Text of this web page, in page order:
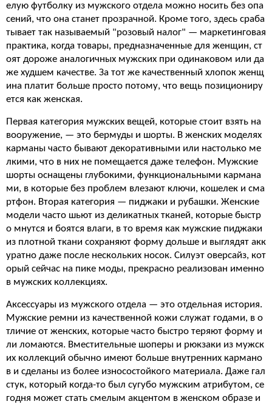
елую футболку из мужского отдела можно носить без опа
сений, что она станет прозрачной. Кроме того, здесь сраба
тывает так называемый "розовый налог" — маркетинговая
практика, когда товары, предназначенные для женщин, ст
оят дороже аналогичных мужских при одинаковом или да
же худшем качестве. За тот же качественный хлопок женщ
ина платит больше просто потому, что вещь позициониру
ется как женская.
Первая категория мужских вещей, которые стоит взять на
вооружение, — это бермуды и шорты. В женских моделях
карманы часто бывают декоративными или настолько ме
лкими, что в них не помещается даже телефон. Мужские
шорты оснащены глубокими, функциональными кармана
ми, в которые без проблем влезают ключи, кошелек и сма
ртфон. Вторая категория — пиджаки и рубашки. Женские
модели часто шьют из деликатных тканей, которые быстр
о мнутся и боятся влаги, в то время как мужские пиджаки
из плотной ткани сохраняют форму дольше и выглядят акк
уратно даже после нескольких носок. Силуэт оверсайз, кот
орый сейчас на пике моды, прекрасно реализован именно
в мужских коллекциях.
Аксессуары из мужского отдела — это отдельная история.
Мужские ремни из качественной кожи служат годами, в о
тличие от женских, которые часто быстро теряют форму и
ли ломаются. Вместительные шоперы и рюкзаки из мужск
их коллекций обычно имеют больше внутренних кармано
в и сделаны из более износостойкого материала. Даже гал
стук, который когда-то был сугубо мужским атрибутом, се
годня может стать смелым акцентом в женском образе и